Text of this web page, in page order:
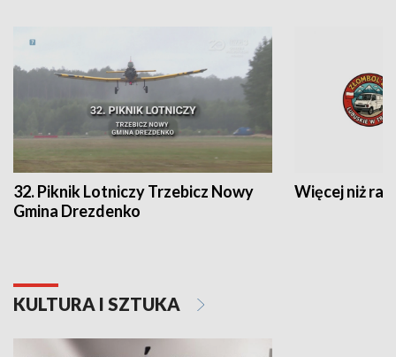
32. Piknik Lotniczy Trzebicz Nowy
Gmina Drezdenko
Więcej niż rajd
KULTURA I SZTUKA